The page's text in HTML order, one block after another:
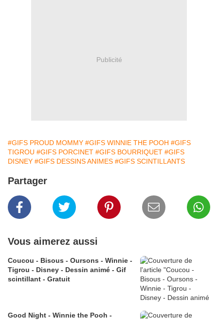
Publicité
#GIFS PROUD MOMMY #GIFS WINNIE THE POOH #GIFS
TIGROU #GIFS PORCINET #GIFS BOURRIQUET #GIFS
DISNEY #GIFS DESSINS ANIMES #GIFS SCINTILLANTS
Partager
Vous aimerez aussi
Coucou - Bisous - Oursons - Winnie -
Tigrou - Disney - Dessin animé - Gif
scintillant - Gratuit
Good Night - Winnie the Pooh -